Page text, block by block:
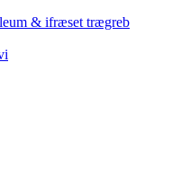
& ifræset trægreb